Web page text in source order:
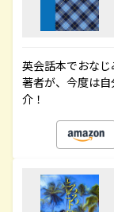
英会話本でおな
著者が、今度は
介！